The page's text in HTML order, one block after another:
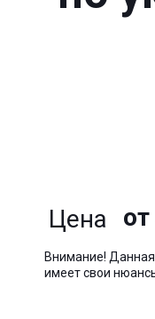
Цена
Внимание!
имеет свои